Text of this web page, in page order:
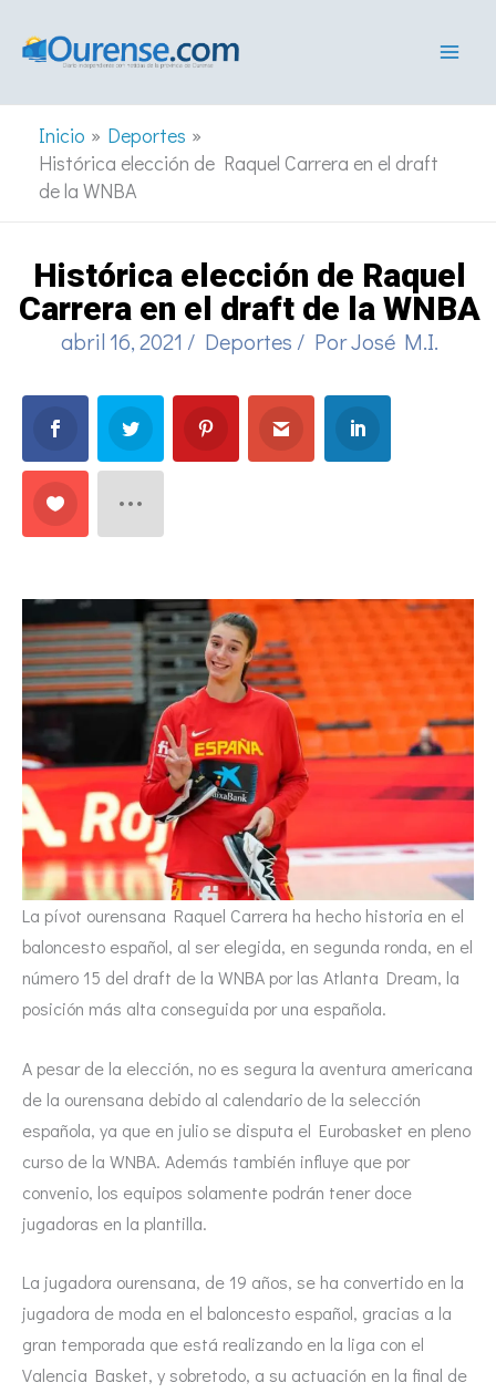
Inicio
Deportes
Histórica elección de Raquel Carrera en el draft
de la WNBA
Histórica elección de Raquel
Carrera en el draft de la WNBA
abril 16, 2021 / Deportes / PorJosé M.I.
La pívot ourensana Raquel Carrera ha hecho historia en el
baloncesto español, al ser elegida, en segunda ronda, en el
número 15 del draft de la WNBA por las Atlanta Dream, la
posición más alta conseguida por una española.
A pesar de la elección, no es segura la aventura americana
de la ourensana debido al calendario de la selección
española, ya que en julio se disputa el Eurobasket en pleno
curso de la WNBA. Además también influye que por
convenio, los equipos solamente podrán tener doce
jugadoras en la plantilla.
La jugadora ourensana, de 19 años, se ha convertido en la
jugadora de moda en el baloncesto español, gracias a la
gran temporada que está realizando en la liga con el
Valencia Basket, y sobretodo, a su actuación en la final de